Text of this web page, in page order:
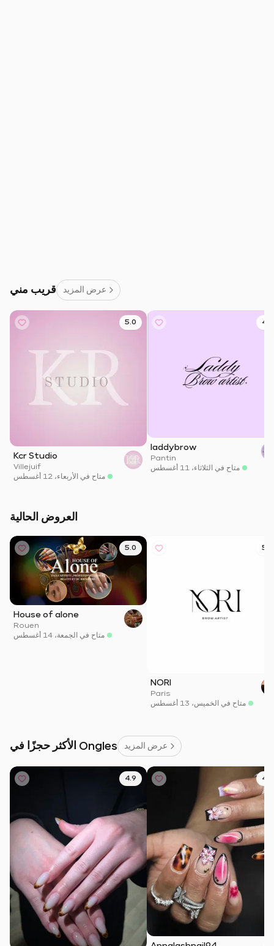
قريب مني عرض المزيد
5.0
Kcr Studio
Villejuif
متاح في الأربعاء، 12 أغسطس
4.9
laddybrow
Pantin
متاح في الثلاثاء، 11 أغسطس
العروض الحالية
5.0
House of alone
Rouen
متاح في الجمعة، 14 أغسطس
5.0
NORI
Paris
متاح في الخميس، 13 أغسطس
الأكثر حجزًا في Ongles عرض المزيد
4.9 4.9